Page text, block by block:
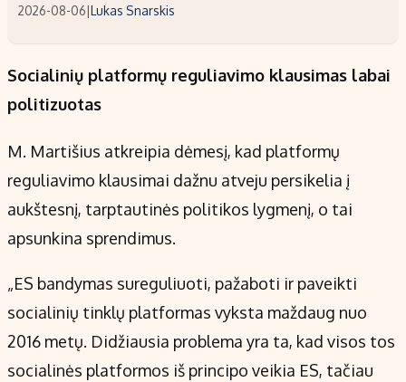
2026-08-06|Lukas Snarskis
Socialinių platformų reguliavimo klausimas labai
politizuotas
M. Martišius atkreipia dėmesį, kad platformų
reguliavimo klausimai dažnu atveju persikelia į
aukštesnį, tarptautinės politikos lygmenį, o tai
apsunkina sprendimus.
„ES bandymas sureguliuoti, pažaboti ir paveikti
socialinių tinklų platformas vyksta maždaug nuo
2016 metų. Didžiausia problema yra ta, kad visos tos
socialinės platformos iš principo veikia ES, tačiau